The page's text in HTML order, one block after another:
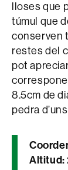
lloses que
túmul que
conserven
restes del
pot
8.5cm de
pedra
Altitud: